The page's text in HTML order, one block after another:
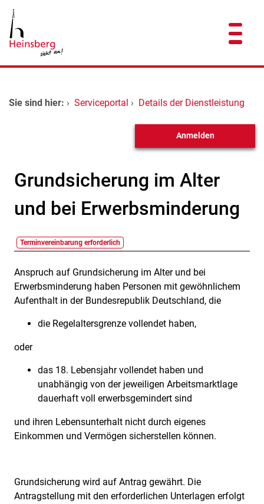
Zum Hauptinhalt springen
Zum Header
Zum Hauptinhalt
Zum Footer
Dienstleistungen A-Z
Sie sind hier: › Serviceportal › Details der Dienstleistung
Anmelden
Grundsicherung im Alter
und bei Erwerbsminderung
Terminvereinbarung erforderlich
Beschreibung
Anspruch auf Grundsicherung im Alter und bei
Erwerbsminderung haben Personen mit gewöhnlichem
Aufenthalt in der Bundesrepublik Deutschland, die
die Regelaltersgrenze vollendet haben,
oder
das 18. Lebensjahr vollendet haben und
unabhängig von der jeweiligen Arbeitsmarktlage
dauerhaft voll erwerbsgemindert sind
und ihren Lebensunterhalt nicht durch eigenes
Einkommen und Vermögen sicherstellen können.
Grundsicherung wird auf Antrag gewährt. Die
Antragstellung mit den erforderlichen Unterlagen erfolgt